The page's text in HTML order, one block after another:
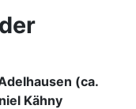
(ca.
Kähny